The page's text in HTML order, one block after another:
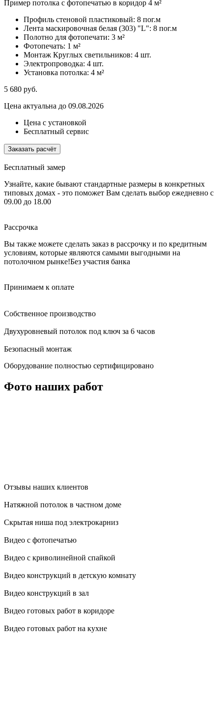
Пример потолка с фотопечатью в коридор 4 м²
Профиль стеновой пластиковый: 8 пог.м
Лента маскировочная белая (303) "L": 8 пог.м
Полотно для фотопечати: 3 м²
Фотопечать: 1 м²
Монтаж Круглых светильников: 4 шт.
Электропроводка: 4 шт.
Установка потолка: 4 м²
5 680 руб.
Цена актуальна до 09.08.2026
Цена с установкой
Бесплатный сервис
Заказать расчёт
Бесплатный замер
Узнайте, какие бывают стандартные размеры в конкретных
типовых домах - это поможет Вам сделать выбор ежедневно с
09.00 до 18.00
Рассрочка
Вы также можете сделать заказ в рассрочку и по кредитным
условиям, которые являются самыми выгодными на
потолочном рынке!Без участия банка
Принимаем к оплате
Собственное производство
Двухуровневый потолок под ключ за 6 часов
Безопасный монтаж
Оборудование полностью сертифицировано
Фото наших работ
Отзывы наших клиентов
Натяжной потолок в частном доме
Скрытая ниша под электрокарниз
Видео с фотопечатью
Видео с криволинейной спайкой
Видео конструкций в детскую комнату
Видео конструкций в зал
Видео готовых работ в коридоре
Видео готовых работ на кухне